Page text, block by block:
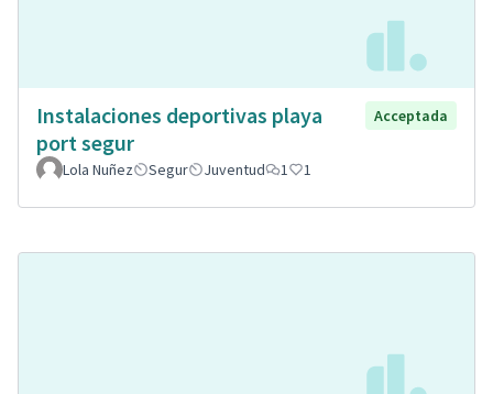
Instalaciones deportivas playa
port segur
Acceptada
Lola Nuñez Segur Juventud 1 1